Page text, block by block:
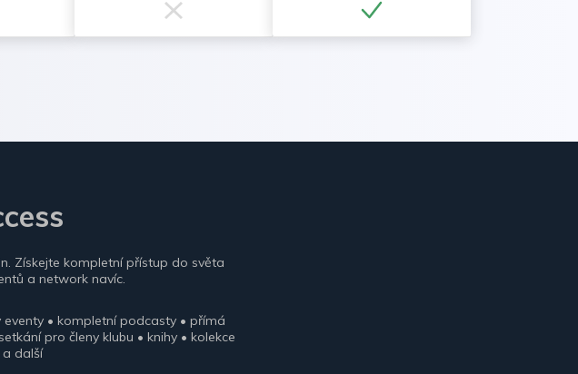
Získejte kompletní přístup do světa
a network navíc.
• kompletní podcasty • přímá
pro členy klubu • knihy • kolekce
a další